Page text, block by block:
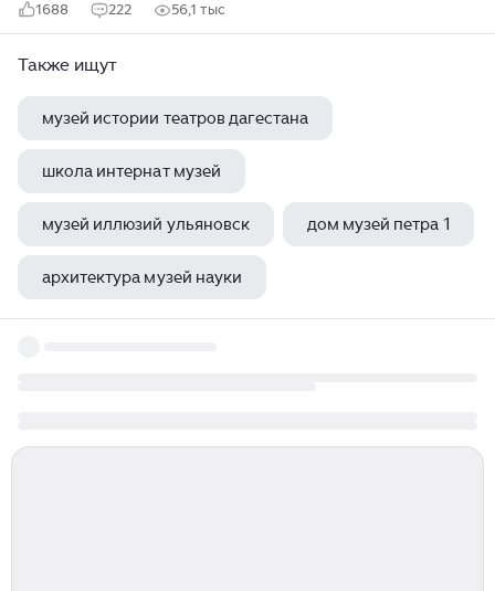
1688 222 56,1 тыс
Также ищут
музей истории театров дагестана
школа интернат музей
музей иллюзий ульяновск дом музей петра 1
архитектура музей науки